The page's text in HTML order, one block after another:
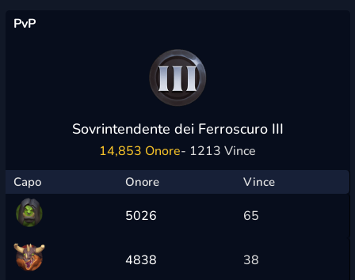
PvP
Sovrintendente dei Ferroscuro III
14,853 Onore- 1213 Vince
Capo Onore Vince
5026 65
4838 38